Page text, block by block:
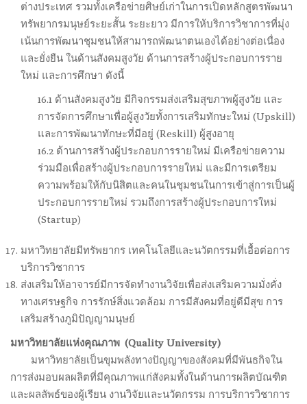
ต่างประเทศ รวมทั้งเครือข่ายศิษย์เก่าในการเปิดหลักสูตรพัฒนา
ทรัพยากรมนุษย์ระยะสั้น ระยะยาว มีการให้บริการวิชาการที่มุ่ง
เน้นการพัฒนาชุมชนให้สามารถพัฒนาตนเองได้อย่างต่อเนื่อง
และยั่งยืน ในด้านสังคมสูงวัย ด้านการสร้างผู้ประกอบการราย
ใหม่ และการศึกษา ดังนี้
16.1 ด้านสังคมสูงวัย มีกิจกรรมส่งเสริมสุขภาพผู้สูงวัย และ
การจัดการศึกษาเพื่อผู้สูงวัยทั้งการเสริมทักษะใหม่ (Upskill)
และการพัฒนาทักษะที่มีอยู่ (Reskill) ผู้สูงอายุ
16.2 ด้านการสร้างผู้ประกอบการรายใหม่ มีเครือข่ายความ
ร่วมมือเพื่อสร้างผู้ประกอบการรายใหม่ และมีการเตรียม
ความพร้อมให้กับนิสิตและคนในชุมชนในการเข้าสู่การเป็นผู้
ประกอบการรายใหม่ รวมถึงการสร้างผู้ประกอบการใหม่
(Startup)
มหาวิทยาลัยมีทรัพยากร เทคโนโลยีและนวัตกรรมที่เอื้อต่อการ
บริการวิชาการ
ส่งเสริมให้อาจารย์มีการจัดทำงานวิจัยเพื่อส่งเสริมความมั่งคั่ง
ทางเศรษฐกิจ การรักษ์สิ่งแวดล้อม การมีสังคมที่อยู่ดีมีสุข การ
เสริมสร้างภูมิปัญญามนุษย์
มหาวิทยาลัยแห่งคุณภาพ (Quality University)
มหาวิทยาลัยเป็นขุมพลังทางปัญญาของสังคมที่มีพันธกิจใน
การส่งมอบผลผลิตที่มีคุณภาพแก่สังคมทั้งในด้านการผลิตบัณฑิต
และผลลัพธ์ของผู้เรียน งานวิจัยและนวัตกรรม การบริการวิชาการ